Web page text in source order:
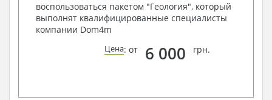
воспользоваться пакетом "Геология", который
выполнят квалифицированные специалисты
компании Dom4m
Цена: от 6 000 грн.